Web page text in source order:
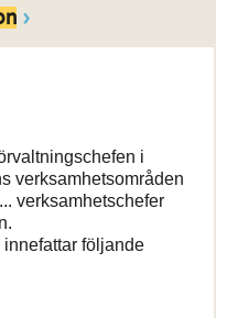
i
verksamhetsområden
verksamhetschefer
innefattar följande